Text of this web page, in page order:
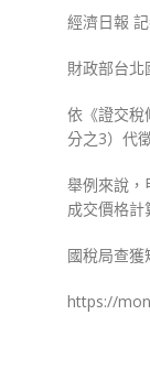
經濟日報
財政部台北
依《證交稅
分之3）代
舉例來說，
成交價格
國稅局查獲
https://